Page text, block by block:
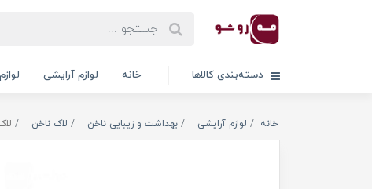
دسته‌بندی کالاها خانه لوازم آرایشی
خانه لوازم آرایشی بهداشت و زیبایی ناخن لاک ناخن